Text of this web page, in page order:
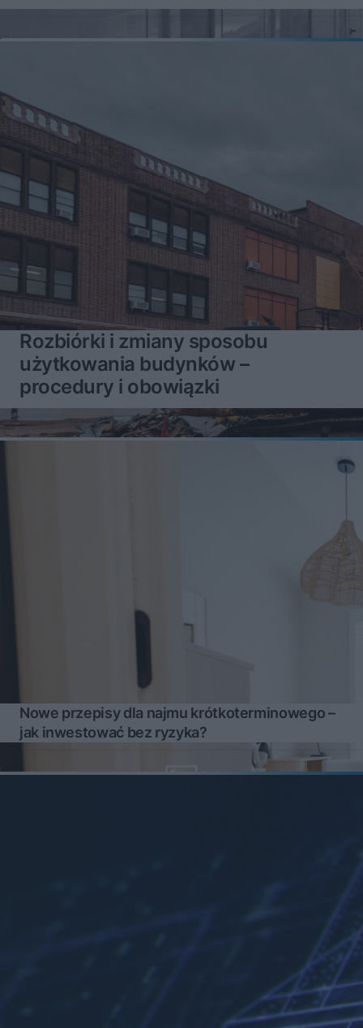
Rozbiórki i zmiany sposobu
użytkowania budynków –
procedury i obowiązki
Nowe przepisy dla najmu krótkoterminowego –
jak inwestować bez ryzyka?